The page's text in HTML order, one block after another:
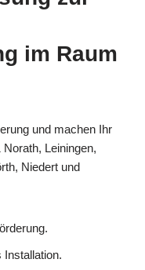
im Raum
und machen Ihr
Leiningen,
Niedert und